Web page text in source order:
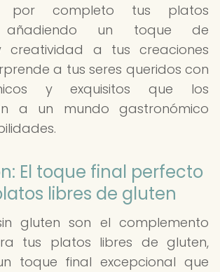
por completo tus platos
añadiendo un toque de
creatividad a tus creaciones
a tus seres queridos con
y exquisitos que los
a un mundo gastronómico
El toque final perfecto
libres de gluten
gluten son el complemento
tus platos libres de gluten,
toque final excepcional que